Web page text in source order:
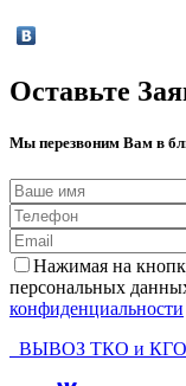
Оставьте
Мы перезвоним Вам в
Нажимая на
персональных
конфиденциальности
ВЫВОЗ ТКО и КГО